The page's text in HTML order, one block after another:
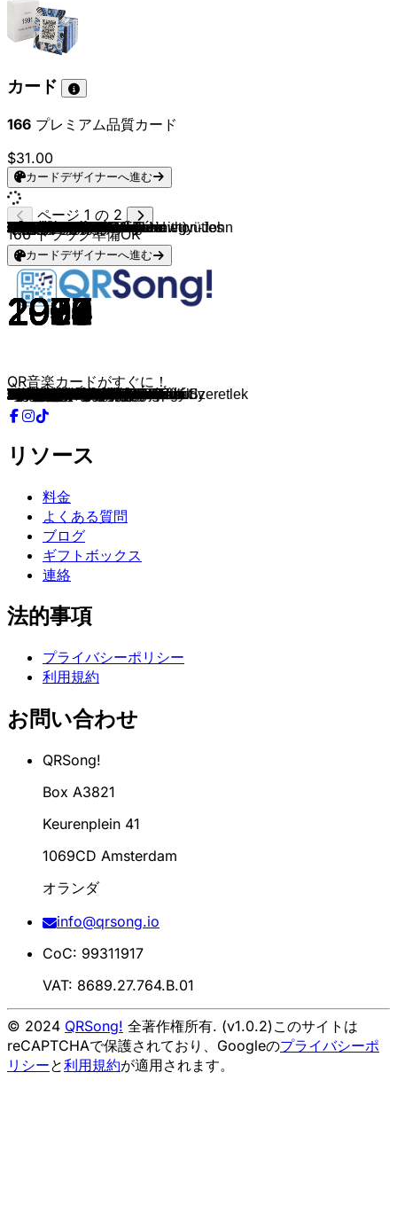
カード
166 プレミアム品質カード
$31.00
カードデザイナーへ進む
Quimby
2009
Ajjajjaj
Péterfy Bori & Love Band
2007
Hajolj Bele A Hajamba
Tankcsapda
2003
Be Vagyok Rúgva
Hip Hop Boyz
1996
A Hegyekbe Fönn
Tankcsapda
2000
Mennyország Tourist
Emergency House
1995
Dübörög a ház
Beatrice
1988
Azok A Boldog, Szép Napok
Rapülök
1992
Lesz még rosszabb
Emergency House
1997
Nyakig ér a holiday
Venus
1999
Kockahas
Fish!
2015
Ne Is Figyelj Rám
Kowalsky Meg A Vega
2014
Amilyen Hülye Vagy Én Úgy Szeretlek
Bëlga
2004
Az A Baj
Lóci Játszik
2016
Nem Táncolsz Jobban
Little Cow - kistehen
2005
Feri elvitte a kabatom
Biorobot
2013
Szembogár
Omega
1969
Petróleum lámpa
Bonanza Banzai
1989
Induljon a banzáj!
Honeybeast & Paulina
2022
Tele a szívem
Irie Maffia & Fluor
2020
Pont olyan, mint rég
Kerozin
2001
Nelly Az Elefánt
MC Hawer / Tekknő
2002
Mikor a vodka a fejembe száll
Kis Grófo
2015
Mert a nézését, meg a járását
Republic
1995
Szállj el kismadár
Fenyő Miklós & Hungária együttes
1968
Csavard fel a szőnyeget
Pál Utcai Fiúk
1991
A Bál
Pál Utcai Fiúk
1991
Ilyen Egy Férfi
Napoleon Boulevard
1988
Júlia nem akar a földön járni
Kispál és a Borz
1991
Szőkített nő
HIPERKARMA
2024
KICSIKE FÉNY
Elvis Presley
1963
Devil In Disguise
Matthew Wilder
1983
Break My Stride
The Rolling Stones
1966
Paint It, Black
Jet
2003
Are You Gonna Be My Girl
Queen
1975
Bohemian Rhapsody
Bon Jovi
2000
It's My Life
The Rembrandts
1994
I'll Be There For You
Belinda Carlisle
1987
Heaven Is A Place On Earth
Run-D.M.C. (feat. Aerosmith)
1986
Walk This Way
Scissor Sisters
2006
I Don't Feel Like Dancin'
Elton John feat. Kiki Dee
1976
Don't Go Breaking My Heart
Madonna
1983
Holiday
Army Of Lovers
1995
Give My Life
Nice Little Penguins
1994
Flying
The Cure
1992
Friday I'm In Love
Bryan Adams
1985
Summer Of '69
Green Day
1994
Basket Case
Queen
1980
Another One Bites The Dust
AC/DC
1979
Highway To Hell
Kate Yanai
1991
Summer Dreamin'
Cher
1998
Believe
Take That (feat. Lulu)
1993
Relight My Fire
Eurythmics
1983
Sweet Dreams
Diana Ross
1980
Upside Down
Dr. Alban
1992
Sing Hallelujah!
Backstreet Boys
1997
Everybody
Soul II Soul
1989
Back To Life
Prince & The Revolution
1986
Kiss
The Pointer Sisters
1983
Jump
ABBA
1979
Voulez-Vous
Gloria Gaynor
1978
I Will Survive
Right Said Fred
1992
Don't Talk Just Kiss
Aretha Franklin
1968
Think
Whitney Houston
1987
I Wanna Dance with Somebody
The Pointer Sisters
1982
I'm So Excited
ABBA
1976
Dancing Queen
Depeche Mode
1981
Just Can't Get Enough
The B-52's
1989
Love Shack
A-ha
1985
Take On Me
Village People
1979
YMCA
Katrina & The Waves
1983
Walking On Sunshine
Dexys Midnight Runners
1982
Come On Eileen
Queen
1978
Don't Stop Me Now
John Travolta & Olivia Newton-John
1978
You're The One That I Want
Cyndi Lauper
1987
Girls Just Want To Have Fun
House Of Pain
1992
Jump Around
Ace Of Base
1992
All That She Wants
Texas
1999
Summer Son
Michael Jackson
1983
Billie Jean
Billy Idol
1981
Dancing With Myself
Magna Cum Laude
2007
Szinezd ujra
Honeybeast
2014
A Legnagyobb Hős
Wellhello
2015
Apuveddmeg
Ladanybene 27
1998
Kell Egy Ház...
Carson Coma
2020
Én még sohasem
Csaknekedkislány
2015
Falábú nő
Parno Graszt
2016
Már nem szédülök
cserihanna
2023
Akinek én sok vagyok
Hobo Blues Band
1982
Enyém, tied, miénk
Bëlga
2015
Rendőrmunka
Prosectura
2003
Szegény Ember Kézzel Nőz
Cher
1991
The Shoop Shoop Song
The Bangles
1985
Walk Like an Egyptian
Guns N' Roses
1989
Paradise City
Alice Cooper
1989
Poison
Nirvana
1991
Smells Like Teen Spirit
AC/DC
1975
T.N.T.
Scorpions
1991
Wind Of Change
The Cardigans
1996
Lovefool
Fools Garden
1995
Lemon Tree
ページ 1 の 2
166トラック準備OK
カードデザイナーへ進む
QR音楽カードがすぐに！
リソース
料金
よくある質問
ブログ
ギフトボックス
連絡
法的事項
プライバシーポリシー
利用規約
お問い合わせ
QRSong!
Box A3821
Keurenplein 41
1069CD Amsterdam
オランダ
info@qrsong.io
CoC: 99311917
VAT: 8689.27.764.B.01
© 2024 QRSong! 全著作権所有. (v1.0.2)このサイトは
reCAPTCHAで保護されており、Googleのプライバシーポ
リシーと利用規約が適用されます。